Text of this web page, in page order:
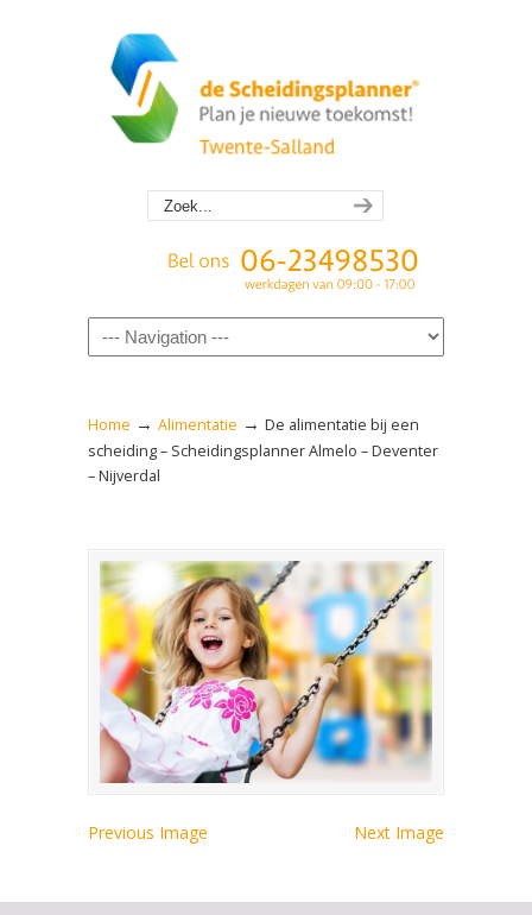
Navigation
Home → Alimentatie → De alimentatie bij een
scheiding – Scheidingsplanner Almelo – Deventer
– Nijverdal
Previous Image Next Image